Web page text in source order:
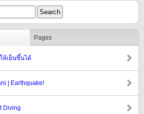
Pages
ห้เย็นขึ้นได้
| Earthquake!
Diving